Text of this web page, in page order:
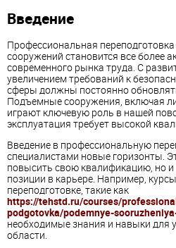
Введение
Профессиональная
сооружений становится все более
современного рынка труда. С
увеличением требований к
сферы должны постоянно
Подъемные сооружения, включая
играют ключевую роль в нашей
эксплуатация требует высокой
Введение в профессиональную
специалистами новые горизонты.
повысить свою квалификацию, но
позиции в карьере. Например,
переподготовке, такие как
https://tehstd.ru/courses/
podgotovka/podemnye-
необходимые знания и навыки для
области.